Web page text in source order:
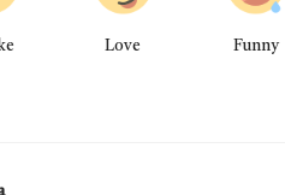
Love Funny